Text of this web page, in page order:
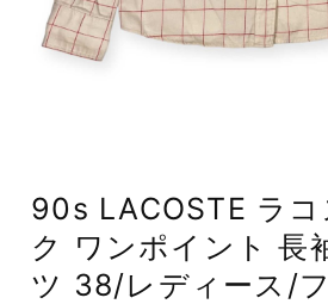
90s LACOSTE ラコ
ク ワンポイント 長
ツ 38/レディース/